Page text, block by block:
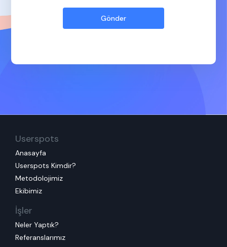
Userspots
Anasayfa
Userspots Kimdir?
Metodolojimiz
Ekibimiz
İşler
Neler Yaptık?
Referanslarımız